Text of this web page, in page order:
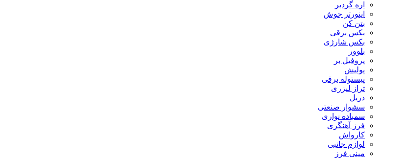
اره گردبر
اینورتر جوش
بتن کن
بکس برقی
بکس شارژی
بلوور
پروفیل بر
پولیش
پیستوله برقی
تراز لیزری
دریل
سشوار صنعتی
سمباده نواری
فرز آهنگری
کارواش
لوازم جانبی
مینی فرز